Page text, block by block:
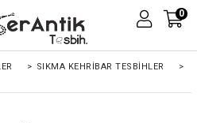
0
> SIKMA KEHRİBAR TESBİHLER
>